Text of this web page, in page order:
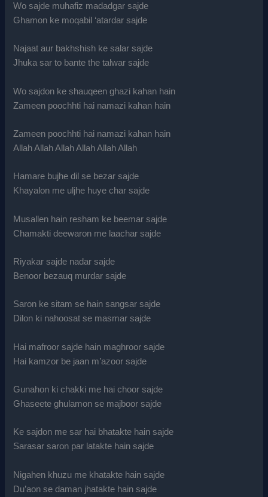
Wo sajde muhafiz madadgar sajde
Ghamon ke moqabil ‘atardar sajde
Najaat aur bakhshish ke salar sajde
Jhuka sar to bante the talwar sajde
Wo sajdon ke shauqeen ghazi kahan hain
Zameen poochhti hai namazi kahan hain
Zameen poochhti hai namazi kahan hain
Allah Allah Allah Allah Allah Allah
Hamare bujhe dil se bezar sajde
Khayalon me uljhe huye char sajde
Musallen hain resham ke beemar sajde
Chamakti deewaron me laachar sajde
Riyakar sajde nadar sajde
Benoor bezauq murdar sajde
Saron ke sitam se hain sangsar sajde
Dilon ki nahoosat se masmar sajde
Hai mafroor sajde hain maghroor sajde
Hai kamzor be jaan m’azoor sajde
Gunahon ki chakki me hai choor sajde
Ghaseete ghulamon se majboor sajde
Ke sajdon me sar hai bhatakte hain sajde
Sarasar saron par latakte hain sajde
Nigahen khuzu me khatakte hain sajde
Du’aon se daman jhatakte hain sajde